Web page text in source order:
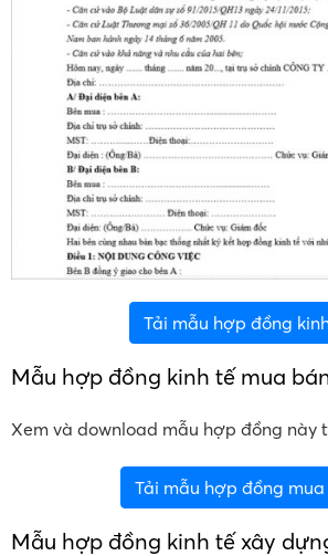
Tải mẫu hợp đồng
Mẫu hợp đồng kinh tế mua
Xem và download mẫu hợp đồng này
Tải mẫu hợp đồng
Mẫu hợp đồng kinh tế xây